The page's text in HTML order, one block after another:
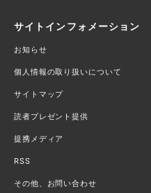
サイトインフォメーション
お知らせ
個人情報の取り扱いについて
サイトマップ
読者プレゼント提供
提携メディア
RSS
その他、お問い合わせ